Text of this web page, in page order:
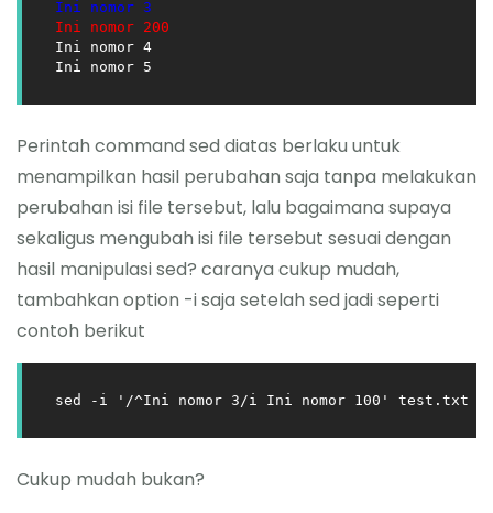
Ini nomor 3
Ini nomor 200
Ini nomor 4
Ini nomor 5
Perintah command sed diatas berlaku untuk
menampilkan hasil perubahan saja tanpa melakukan
perubahan isi file tersebut, lalu bagaimana supaya
sekaligus mengubah isi file tersebut sesuai dengan
hasil manipulasi sed? caranya cukup mudah,
tambahkan option -i saja setelah sed jadi seperti
contoh berikut
sed -i '/^Ini nomor 3/i Ini nomor 100' test.txt
Cukup mudah bukan?